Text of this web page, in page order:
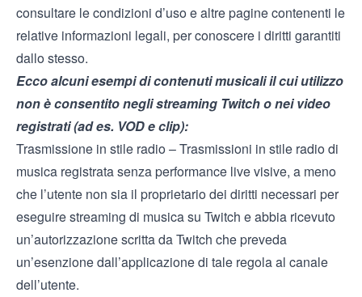
consultare le condizioni d’uso e altre pagine contenenti le
relative informazioni legali, per conoscere i diritti garantiti
dallo stesso.
Ecco alcuni esempi di contenuti musicali il cui utilizzo
non è consentitonegli streaming Twitch o nei video
registrati (ad es. VOD e clip):
Trasmissione in stile radio – Trasmissioni in stile radio di
musica registrata senza performance live visive, a meno
che l’utente non sia il proprietario dei diritti necessari per
eseguire streaming di musica su Twitch e abbia ricevuto
un’autorizzazione scritta da Twitch che preveda
un’esenzione dall’applicazione di tale regola al canale
dell’utente.